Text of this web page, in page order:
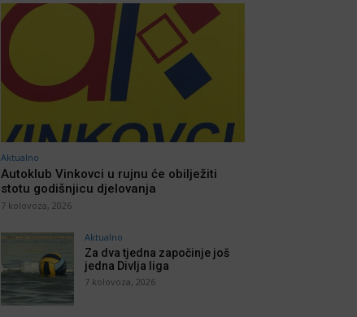
Aktualno
Autoklub Vinkovci u rujnu će obilježiti
stotu godišnjicu djelovanja
7 kolovoza, 2026
Aktualno
Za dva tjedna započinje još
jedna Divlja liga
7 kolovoza, 2026